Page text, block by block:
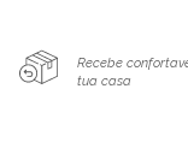
Recebe
tua casa